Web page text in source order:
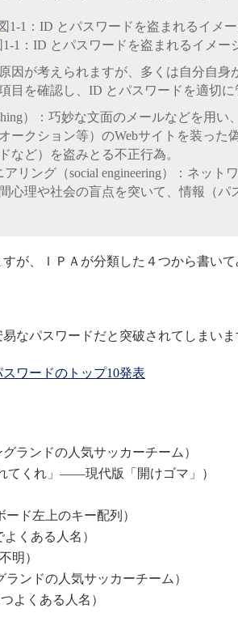
1-1：ID とパスワードを盗まれるイメー
因が考えられますが、多くは自分自身
目を確認し、ID とパスワードを適切に
）：巧妙な文面のメールなどを用い
ークション等）のWebサイトを装った
など）を盗みとる不正行為。
リング（social engineering）：ネット
心理や社会の盲点を突いて、情報（パ
が、ＩＰＡが分類した４つから書いて
なパスワードだと突破されてしまいま
ワードのトップ10発表
ランドの人気サッカーチーム）
てくれ」――現代版「開けゴマ」）
ード左上のキー配列）
くある人名）
明）
ランドの人気サッカーチーム）
よくある人名）